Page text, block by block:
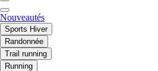
Nouveautés
Sports Hiver
Randonnée
Trail running
Running